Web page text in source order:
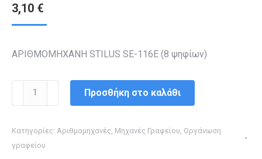
3,10 €
ΑΡΙΘΜΟΜΗΧΑΝΗ STILUS SE-116E (8 ψηφίων)
ΑΡΙΘΜΟΜΗΧΑΝΗ
STILUS
116E
(8
Προσθήκη στο καλάθι
Κατηγορίες: Αριθμομηχανές Μηχανές Γραφείου Οργάνωση
γραφείου